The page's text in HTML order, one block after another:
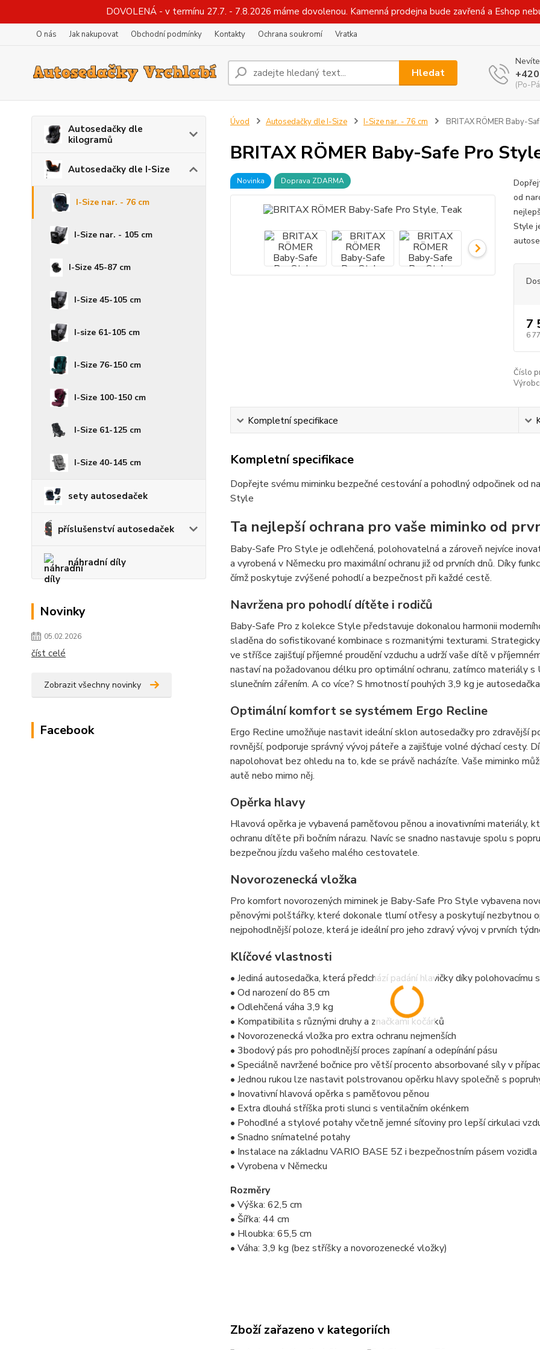
DOVOLENÁ - v termínu 27.7. - 7.8.2026 máme dovolenou. Kamenná prodejna bude zavřená a Eshop
O nás Jak nakupovat Obchodní podmínky Kontakty Ochrana soukromí Vratka
Hledat
(Po-
Autosedačky dle
kilogramů
Autosedačky dle I-Size
I-Size nar. - 76 cm
I-Size nar. - 105 cm
I-Size 45-87 cm
I-Size 45-105 cm
I-size 61-105 cm
I-Size 76-150 cm
I-Size 100-150 cm
I-Size 61-125 cm
I-Size 40-145 cm
sety autosedaček
příslušenství autosedaček
náhradní díly
Novinky
05.02.2026
číst celé
Zobrazit všechny novinky
Facebook
Úvod Autosedačky dle I-Size I-Size nar. - 76 cm BRITAX RÖMER Baby-
BRITAX RÖMER Baby-Safe Pro
Novinka Doprava ZDARMA
od
Style
7
6
Číslo
Kompletní specifikace
Kompletní specifikace
Dopřejte svému miminku bezpečné cestování a pohodlný odpočinek od
Style
Ta nejlepší ochrana pro vaše miminko od
Baby-Safe Pro Style je odlehčená, polohovatelná a zároveň nejvíce
a vyrobená v Německu pro maximální ochranu již od prvních dnů. Díky
čímž poskytuje zvýšené pohodlí a bezpečnost při každé cestě.
Navržena pro pohodlí dítěte i rodičů
Baby-Safe Pro z kolekce Style představuje dokonalou harmonii
sladěna do sofistikované kombinace s rozmanitými texturami.
ve stříšce zajišťují příjemné proudění vzduchu a udrží vaše dítě v
nastaví na požadovanou délku pro optimální ochranu, zatímco materiály
slunečním zářením. A co více? S hmotností pouhých 3,9 kg je
Optimální komfort se systémem Ergo Recline
Ergo Recline umožňuje nastavit ideální sklon autosedačky pro zdravější
rovnější, podporuje správný vývoj páteře a zajišťuje volné dýchací cesty.
napolohovat bez ohledu na to, kde se právě nacházíte. Vaše miminko
autě nebo mimo něj.
Opěrka hlavy
Hlavová opěrka je vybavená paměťovou pěnou a inovativními materiály,
ochranu dítěte při bočním nárazu. Navíc se snadno nastavuje spolu s
bezpečnou jízdu vašeho malého cestovatele.
Novorozenecká vložka
Pro komfort novorozených miminek je Baby-Safe Pro Style vybavena
pěnovými polštářky, které dokonale tlumí otřesy a poskytují nezbytnou
nejpohodlnější poloze, která je ideální pro jeho zdravý vývoj v prvních
Klíčové vlastnosti
• Jediná autosedačka, která předchází padání hlavičky díky polohovacímu
• Od narození do 85 cm
• Odlehčená váha 3,9 kg
• Kompatibilita s různými druhy a značkami kočárků
• Novorozenecká vložka pro extra ochranu nejmenších
• 3bodový pás pro pohodlnější proces zapínaní a odepínání pásu
• Speciálně navržené bočnice pro větší procento absorbované síly v
• Jednou rukou lze nastavit polstrovanou opěrku hlavy společně s
• Inovativní hlavová opěrka s paměťovou pěnou
• Extra dlouhá stříška proti slunci s ventilačním okénkem
• Pohodlné a stylové potahy včetně jemné síťoviny pro lepší cirkulaci
• Snadno snímatelné potahy
• Instalace na základnu VARIO BASE 5Z i bezpečnostním pásem vozidla
• Vyrobena v Německu
Rozměry
• Výška: 62,5 cm
• Šířka: 44 cm
• Hloubka: 65,5 cm
• Váha: 3,9 kg (bez stříšky a novorozenecké vložky)
Zboží zařazeno v kategoriích